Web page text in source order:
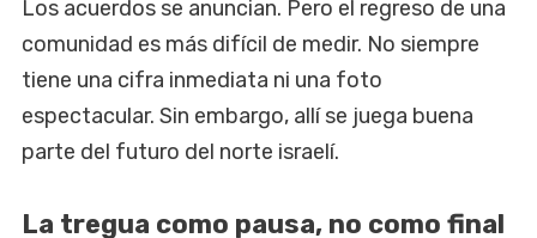
Los acuerdos se anuncian. Pero el regreso de una
comunidad es más difícil de medir. No siempre
tiene una cifra inmediata ni una foto
espectacular. Sin embargo, allí se juega buena
parte del futuro del norte israelí.
La tregua como pausa, no como final